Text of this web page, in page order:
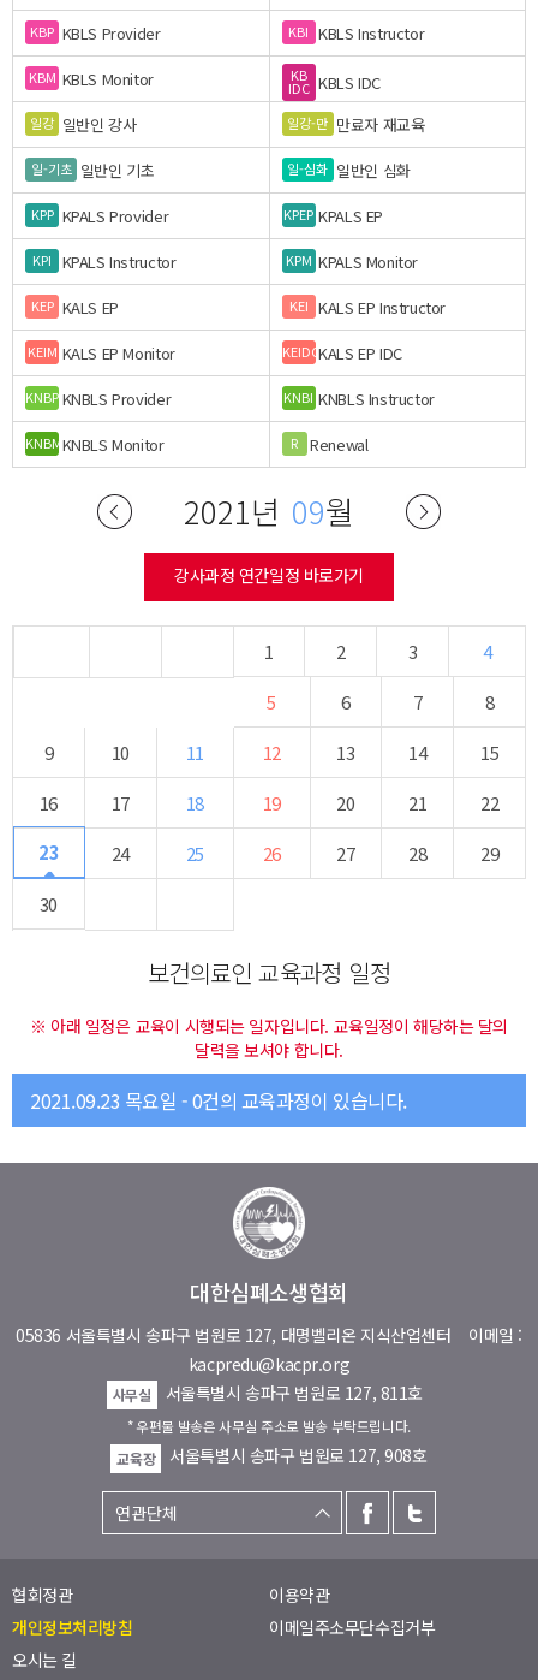
KBP KBLS Provider KBI KBLS Instructor
KBM KBLS Monitor KB
IDC KBLS IDC
일강 일반인 강사 일강-만 만료자 재교육
일-기초 일반인 기초 일-심화 일반인 심화
KPP KPALS Provider KPEP KPALS EP
KPI KPALS Instructor KPM KPALS Monitor
KEP KALS EP KEI KALS EP Instructor
KEIM KALS EP Monitor KEIDCKALS EP IDC
KNBPKNBLS Provider KNBI KNBLS Instructor
KNBMKNBLS Monitor R Renewal
2021년 09월
강사과정 연간일정 바로가기
1 2 3
4
5
6 7
8
9
10 11 12 13 14
15
16
17 18 19 20 21
22
23
24 25 26 27 28
29
30
보건의료인 교육과정 일정
※ 아래 일정은 교육이 시행되는 일자입니다. 교육일정이 해당하는 달의
달력을 보셔야 합니다.
2021.09.23 목요일 - 0건의 교육과정이 있습니다.
대한심폐소생협회
05836 서울특별시 송파구 법원로 127, 대명벨리온 지식산업센터 이메일 :
kacpredu@kacpr.org
사무실 서울특별시 송파구 법원로 127, 811호
* 우편물 발송은 사무실 주소로 발송 부탁드립니다.
교육장
서울특별시 송파구 법원로 127, 908호
협회정관
이용약관
개인정보처리방침
이메일주소무단수집거부
오시는 길